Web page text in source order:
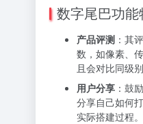
数字尾巴功能
产品评测 ：其
数，如像素、
且会对比同级
用户分享 ：鼓
分享自己如何
实际搭建过程。